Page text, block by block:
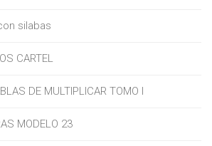
silabas
CARTEL
DE MULTIPLICAR TOMO I
MODELO 23